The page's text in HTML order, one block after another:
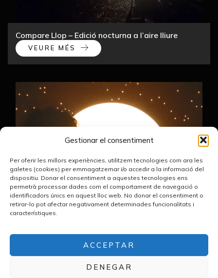
Gestionar el consentiment
Per oferir les millors experiències, utilitzem tecnologies com ara les
galetes (cookies) per emmagatzemar i/o accedir a la informació del
dispositiu. Donar el consentiment a aquestes tecnologies ens
permetrà processar dades com el comportament de navegació o
identificadors únics en aquest lloc web. No donar el consentiment o
retirar-lo pot afectar negativament determinades funcionalitats i
característiques.
ACCEPTAR
DENEGAR
Compare Llop – Edició nocturna a l’aire lliure
VEURE MÉS
Compare Llop